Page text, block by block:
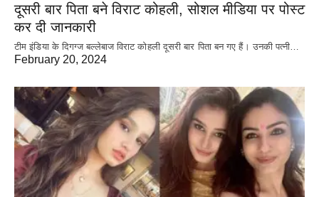
दूसरी बार‌ पिता बने विराट कोहली, सोशल मीडिया पर पोस्ट
कर दी‌ जानकारी
टीम इंडिया के दिगग्ज बल्लेबाज विराट कोहली दूसरी बार पिता बन गए हैं। उनकी पत्नी…
February 20, 2024